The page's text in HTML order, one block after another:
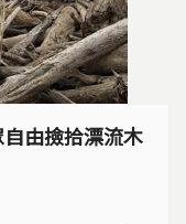
自由撿拾漂流木